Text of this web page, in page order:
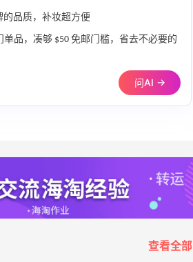
的品质，补妆超方便
品，凑够 $50 免邮门槛，省去不必要的
问AI →
查看全部
Belly Bandit
4%返利
TIMEBEAM (US)
RFM Denim
86人获得返利